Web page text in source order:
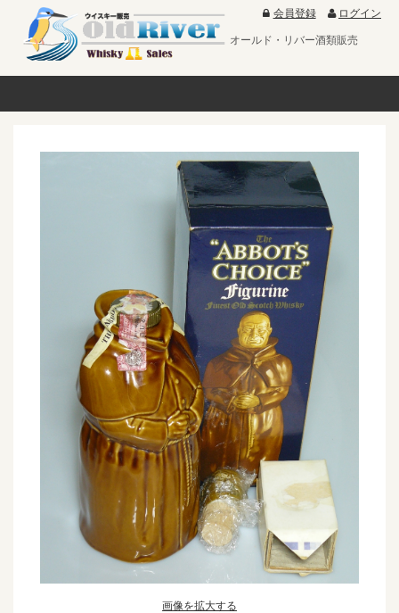
会員登録 ログイン
オールド・リバー酒類販売
画像を拡大する